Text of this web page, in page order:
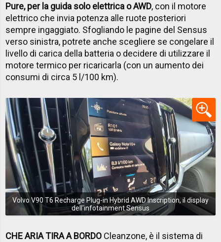
Pure, per la guida solo elettrica o AWD, con il motore
elettrico che invia potenza alle ruote posteriori
sempre ingaggiato. Sfogliando le pagine del Sensus
verso sinistra, potrete anche scegliere se congelare il
livello di carica della batteria o decidere di utilizzare il
motore termico per ricaricarla (con un aumento dei
consumi di circa 5 l/100 km).
Volvo V90 T6 Recharge Plug-in Hybrid AWD Inscription, il display
dell'infotainment Sensus
CHE ARIA TIRA A BORDO Cleanzone, è il sistema di